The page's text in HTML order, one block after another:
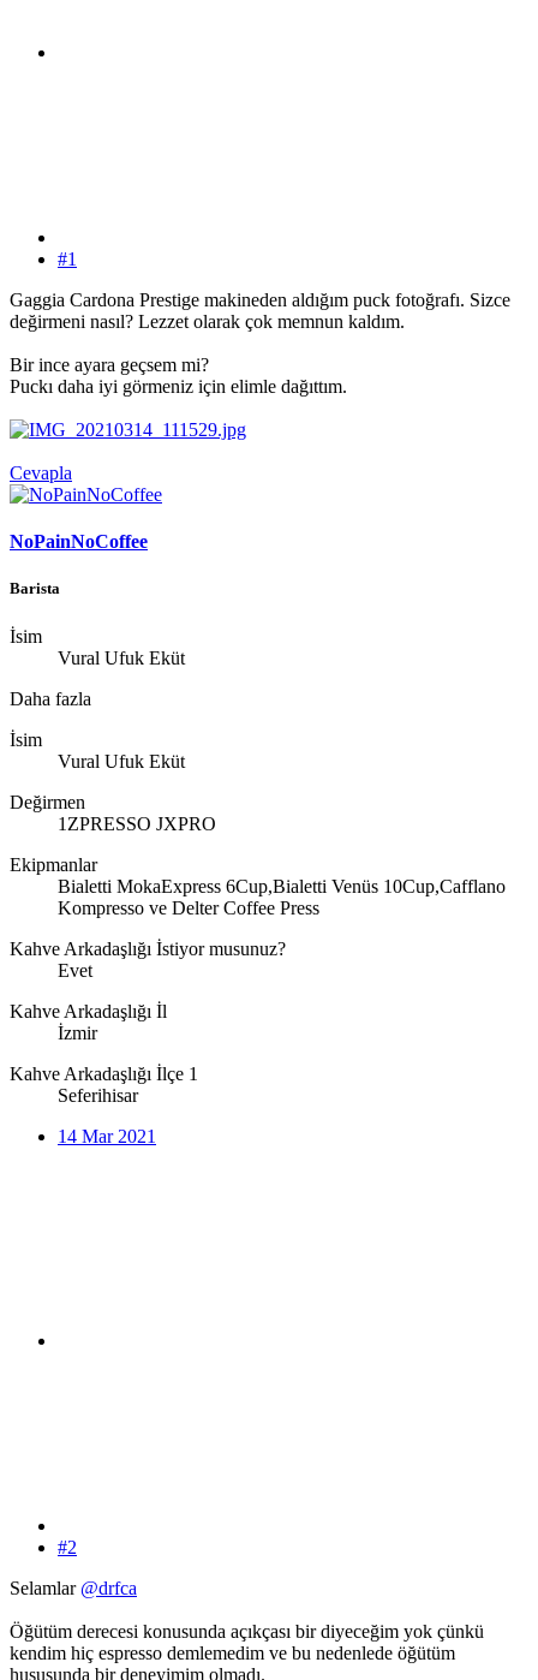
#1
Gaggia Cardona Prestige makineden aldığım puck fotoğrafı. Sizce
değirmeni nasıl? Lezzet olarak çok memnun kaldım.
Bir ince ayara geçsem mi?
Puckı daha iyi görmeniz için elimle dağıttım.
Cevapla
NoPainNoCoffee
Barista
İsim
Vural Ufuk Eküt
Daha fazla
İsim
Vural Ufuk Eküt
Değirmen
1ZPRESSO JXPRO
Ekipmanlar
Bialetti MokaExpress 6Cup,Bialetti Venüs 10Cup,Cafflano
Kompresso ve Delter Coffee Press
Kahve Arkadaşlığı İstiyor musunuz?
Evet
Kahve Arkadaşlığı İl
İzmir
Kahve Arkadaşlığı İlçe 1
Seferihisar
14 Mar 2021
#2
Selamlar @drfca
Öğütüm derecesi konusunda açıkçası bir diyeceğim yok çünkü
kendim hiç espresso demlemedim ve bu nedenlede öğütüm
hususunda bir deneyimim olmadı.